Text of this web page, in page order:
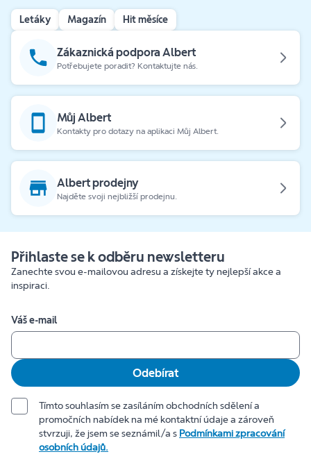
Letáky Magazín Hit měsíce
Zákaznická podpora Albert
Potřebujete poradit? Kontaktujte nás.
Můj Albert
Kontakty pro dotazy na aplikaci Můj Albert.
Albert prodejny
Najděte svoji nejbližší prodejnu.
Přihlaste se k odběru newsletteru
Zanechte svou e-mailovou adresu a získejte ty nejlepší akce a
inspiraci.
Váš e-mail
Odebírat
Tímto souhlasím se zasíláním obchodních sdělení a
promočních nabídek na mé kontaktní údaje a zároveň
stvrzuji, že jsem se seznámil/a s Podmínkami zpracování
osobních údajů.